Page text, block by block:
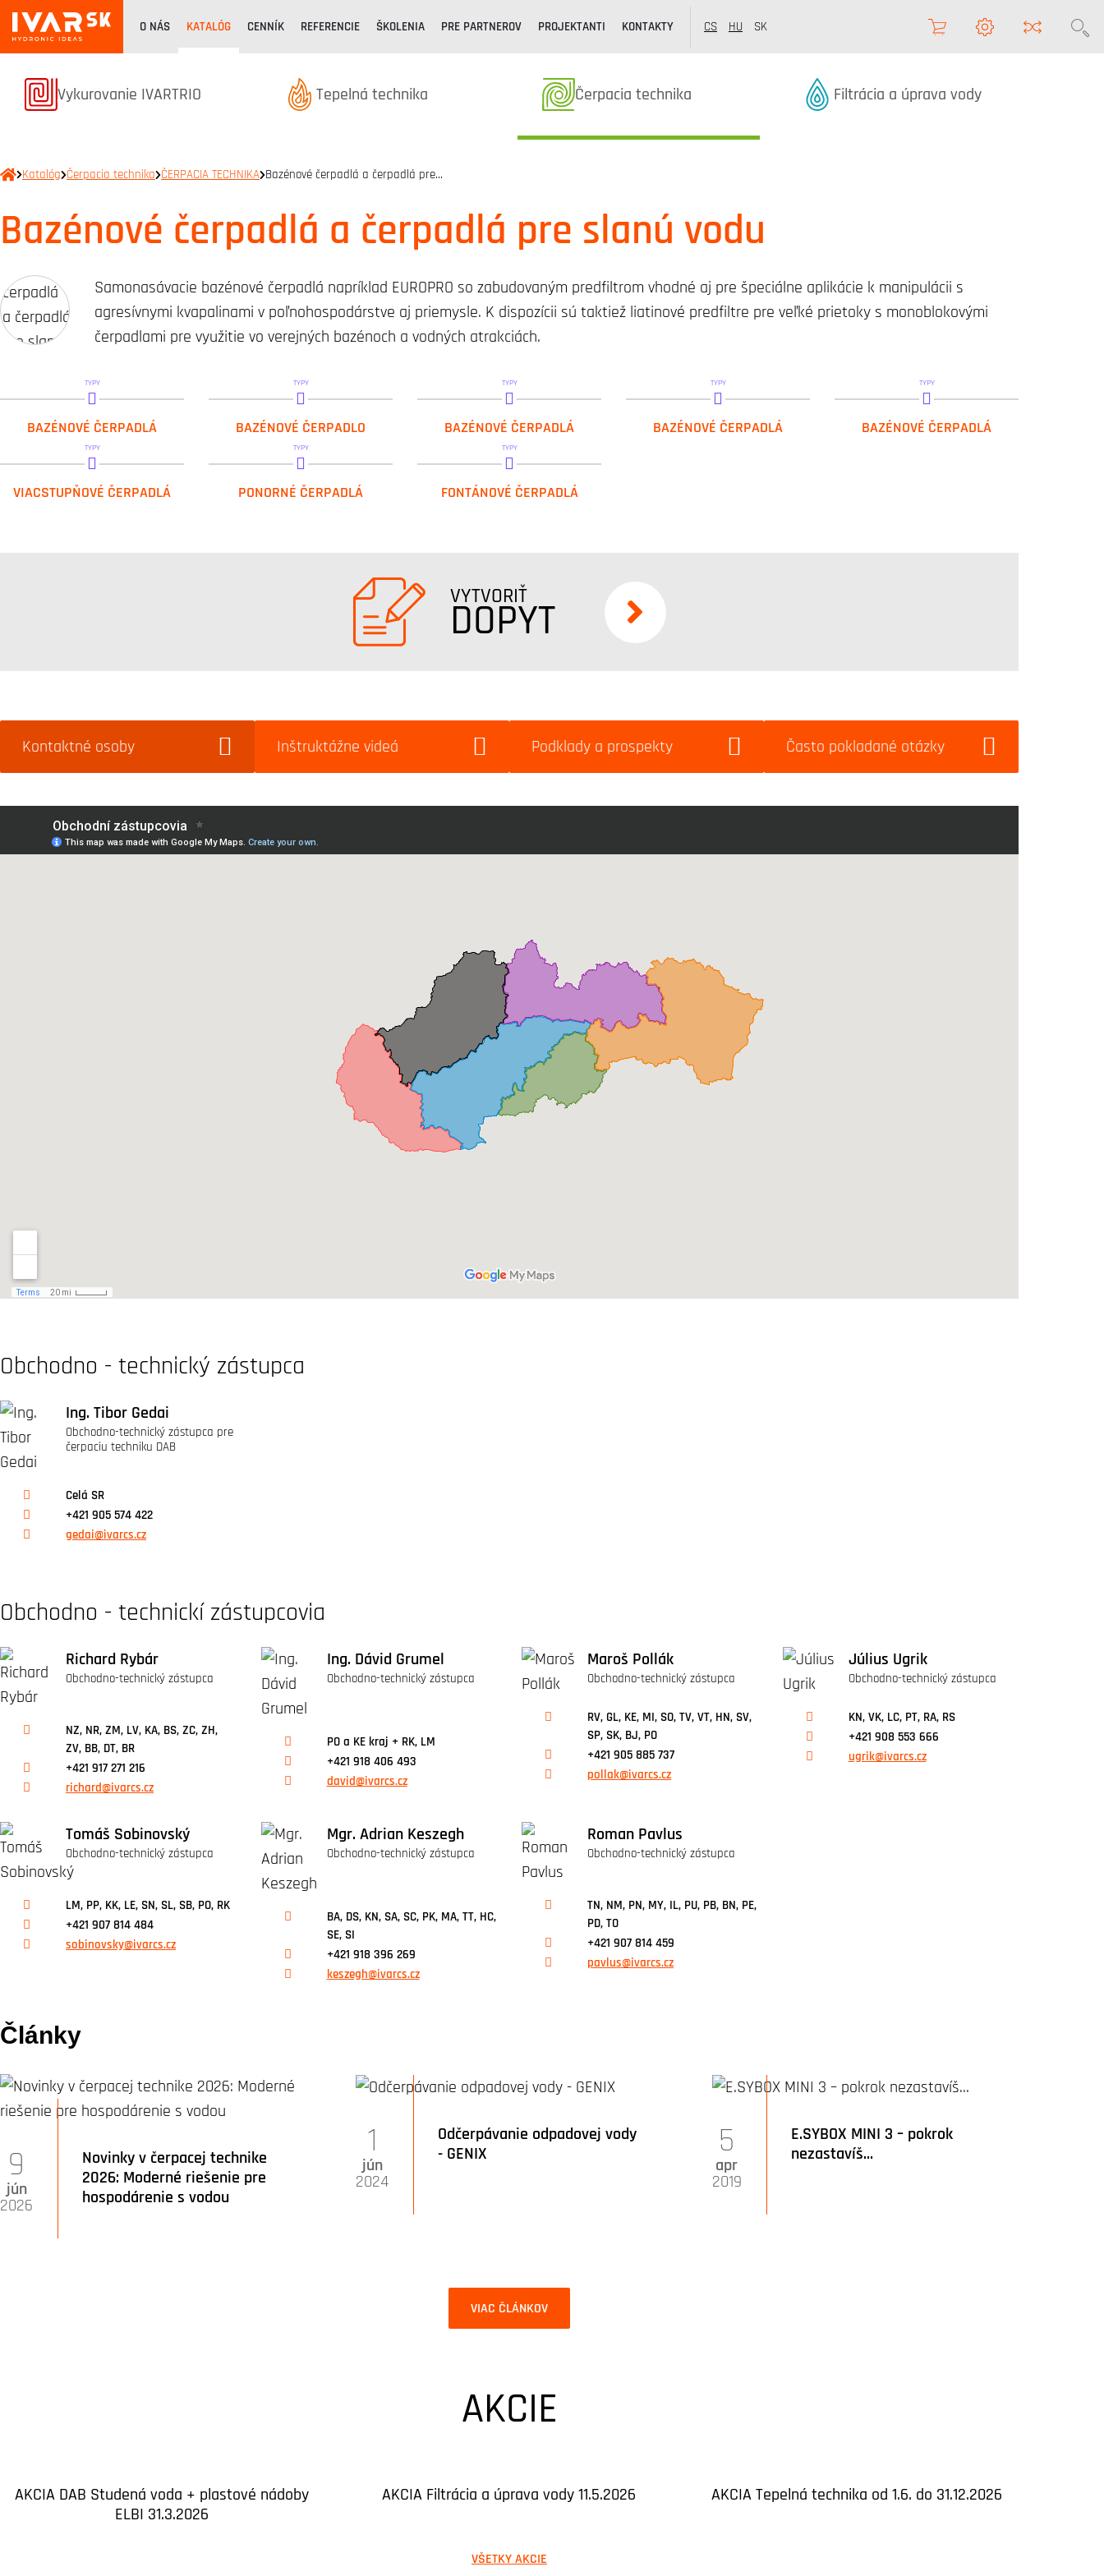
O NÁS KATALÓG CENNÍK REFERENCIE ŠKOLENIA PRE PARTNEROV PROJEKTANTI KONTAKTY CS HU SK
Termékek kategóriából
Vykurovanie IVARTRIO Termékek kategóriából
Tepelná technika Termékek kategóriából
Čerpacia technika Termékek kategóriából
Filtrácia a úprava vody
Katalóg Čerpacia technika ČERPACIA TECHNIKA Bazénové čerpadlá a čerpadlá pre…
Bazénové čerpadlá a čerpadlá pre slanú vodu
Samonasávacie bazénové čerpadlá napríklad EUROPRO so zabudovaným predfiltrom vhodné aj pre špeciálne aplikácie k manipulácii s
agresívnymi kvapalinami v poľnohospodárstve aj priemysle. K dispozícii sú taktiež liatinové predfiltre pre veľké prietoky s monoblokovými
čerpadlami pre využitie vo verejných bazénoch a vodných atrakciách.
TYPY
BAZÉNOVÉ ČERPADLÁ
TYPY
BAZÉNOVÉ ČERPADLO
TYPY
BAZÉNOVÉ ČERPADLÁ
TYPY
BAZÉNOVÉ ČERPADLÁ
TYPY
BAZÉNOVÉ ČERPADLÁ
TYPY
VIACSTUPŇOVÉ ČERPADLÁ
TYPY
PONORNÉ ČERPADLÁ
TYPY
FONTÁNOVÉ ČERPADLÁ
VYTVORIŤ
DOPYT
Kontaktné osoby Inštruktážne videá Podklady a prospekty Často pokladané otázky
Obchodno - technický zástupca
Ing. Tibor Gedai
Obchodno-technický zástupca pre
čerpaciu techniku DAB
Celá SR
+421 905 574 422
gedai@ivarcs.cz
Obchodno - technickí zástupcovia
Richard Rybár
Obchodno-technický zástupca
NZ, NR, ZM, LV, KA, BS, ZC, ZH,
ZV, BB, DT, BR
+421 917 271 216
richard@ivarcs.cz
Ing. Dávid Grumel
Obchodno-technický zástupca
PO a KE kraj + RK, LM
+421 918 406 493
david@ivarcs.cz
Maroš Pollák
Obchodno-technický zástupca
RV, GL, KE, MI, SO, TV, VT, HN, SV,
SP, SK, BJ, PO
+421 905 885 737
pollak@ivarcs.cz
Július Ugrik
Obchodno-technický zástupca
KN, VK, LC, PT, RA, RS
+421 908 553 666
ugrik@ivarcs.cz
Tomáš Sobinovský
Obchodno-technický zástupca
LM, PP, KK, LE, SN, SL, SB, PO, RK
+421 907 814 484
sobinovsky@ivarcs.cz
Mgr. Adrian Keszegh
Obchodno-technický zástupca
BA, DS, KN, SA, SC, PK, MA, TT, HC,
SE, SI
+421 918 396 269
keszegh@ivarcs.cz
Roman Pavlus
Obchodno-technický zástupca
TN, NM, PN, MY, IL, PU, PB, BN, PE,
PD, TO
+421 907 814 459
pavlus@ivarcs.cz
Články
Novinky v čerpacej technike
2026: Moderné riešenie pre
hospodárenie s vodou
9
jún
2026
Odčerpávanie odpadovej vody
- GENIX
1
jún
2024
E.SYBOX MINI 3 – pokrok
nezastavíš…
5
apr
2019
VIAC ČLÁNKOV
AKCIE
AKCIA DAB Studená voda + plastové nádoby
ELBI 31.3.2026
AKCIA Filtrácia a úprava vody 11.5.2026 AKCIA Tepelná technika od 1.6. do 31.12.2026
VŠETKY AKCIE